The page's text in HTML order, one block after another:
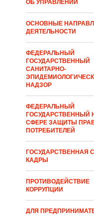
ОБ УПРАВЛЕНИИ
ОСНОВНЫЕ
ДЕЯТЕЛЬНОСТИ
ФЕДЕРАЛЬНЫЙ
ГОСУДАРСТВЕННЫЙ
САНИТАРНО-
НАДЗОР
ФЕДЕРАЛЬНЫЙ
ГОСУДАРСТВЕННЫЙ
СФЕРЕ ЗАЩИТЫ
ПОТРЕБИТЕЛЕЙ
ГОСУДАРСТВЕННАЯ
КАДРЫ
ПРОТИВОДЕЙСТВИЕ
КОРРУПЦИИ
ДЛЯ